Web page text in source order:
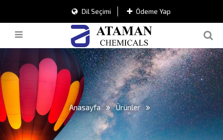
Dil Seçimi Ödeme Yap
Anasayfa Ürünler